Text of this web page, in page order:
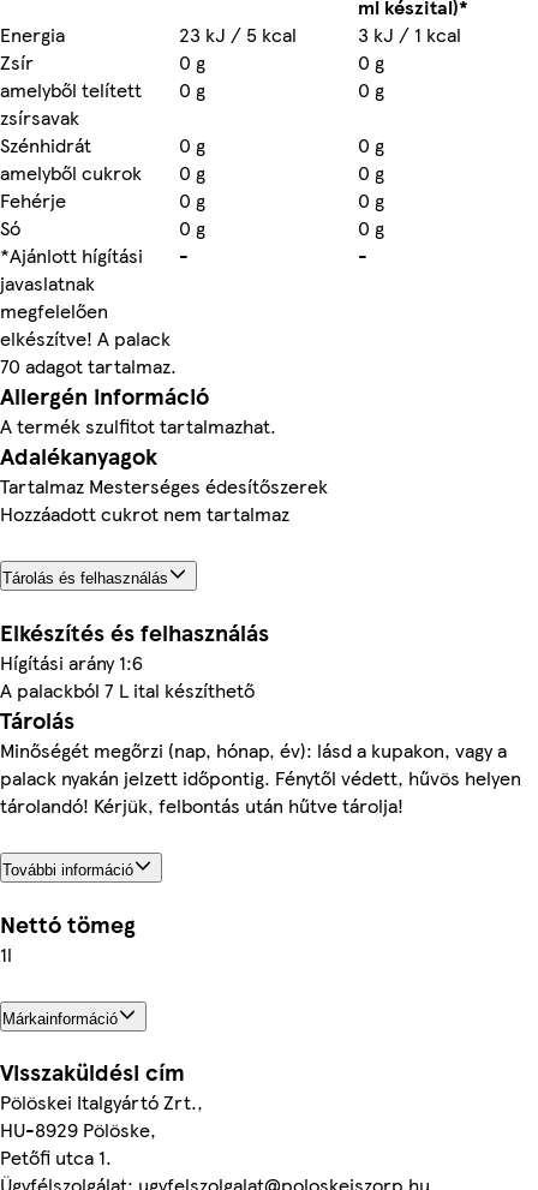
ml készital)*
Energia
23 kJ / 5 kcal
3 kJ / 1 kcal
Zsír
0 g
0 g
amelyből telített
zsírsavak
0 g
0 g
Szénhidrát
0 g
0 g
amelyből cukrok
0 g
0 g
Fehérje
0 g
0 g
Só
0 g
0 g
*Ajánlott hígítási
javaslatnak
megfelelően
elkészítve! A palack
70 adagot tartalmaz.
- -
Allergén információ
A termék szulfitot tartalmazhat.
Adalékanyagok
Tartalmaz Mesterséges édesítőszerek
Hozzáadott cukrot nem tartalmaz
Tárolás és felhasználás
Elkészítés és felhasználás
Hígítási arány 1:6
A palackból 7 L ital készíthető
Tárolás
Minőségét megőrzi (nap, hónap, év): lásd a kupakon, vagy a
palack nyakán jelzett időpontig. Fénytől védett, hűvös helyen
tárolandó! Kérjük, felbontás után hűtve tárolja!
További információ
Nettó tömeg
1l
Márkainformáció
Visszaküldési cím
Pölöskei Italgyártó Zrt.,
HU-8929 Pölöske,
Petőfi utca 1.